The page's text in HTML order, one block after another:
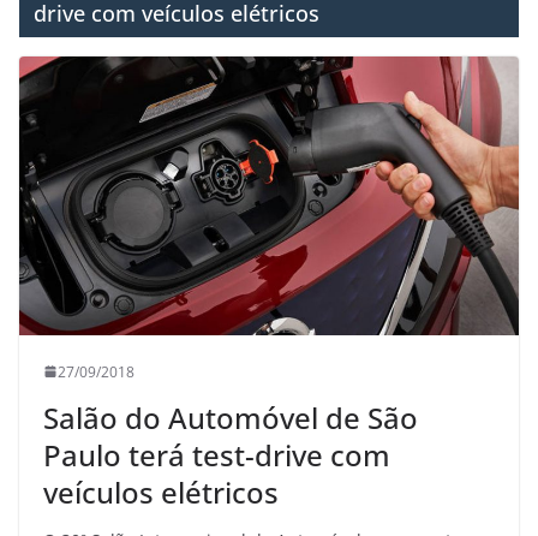
drive com veículos elétricos
27/09/2018
Salão do Automóvel de São
Paulo terá test-drive com
veículos elétricos